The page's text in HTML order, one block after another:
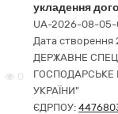
0
укладення
UA-2026-08-05-
Дата створення
ДЕРЖАВНЕ
ГОСПОДАРСЬКЕ
УКРАЇНИ"
ЄДРПОУ: